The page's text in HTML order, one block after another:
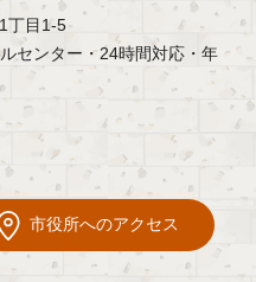
丁目1-5
センター・24時間対応・年
市役所へのアクセス